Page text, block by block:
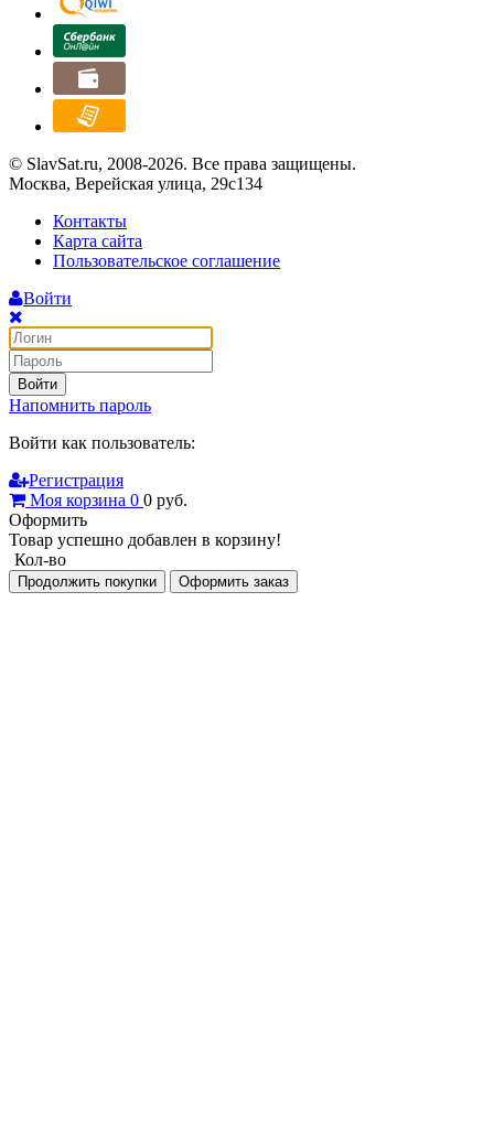
© SlavSat.ru, 2008-2026. Все права защищены.
Москва, Верейская улица, 29с134
Контакты
Карта сайта
Пользовательское соглашение
Войти
Войти
Напомнить пароль
Войти как пользователь:
Регистрация
Моя корзина 0 0 руб.
Оформить
Товар успешно добавлен в корзину!
Кол-во
Продолжить покупки Оформить заказ